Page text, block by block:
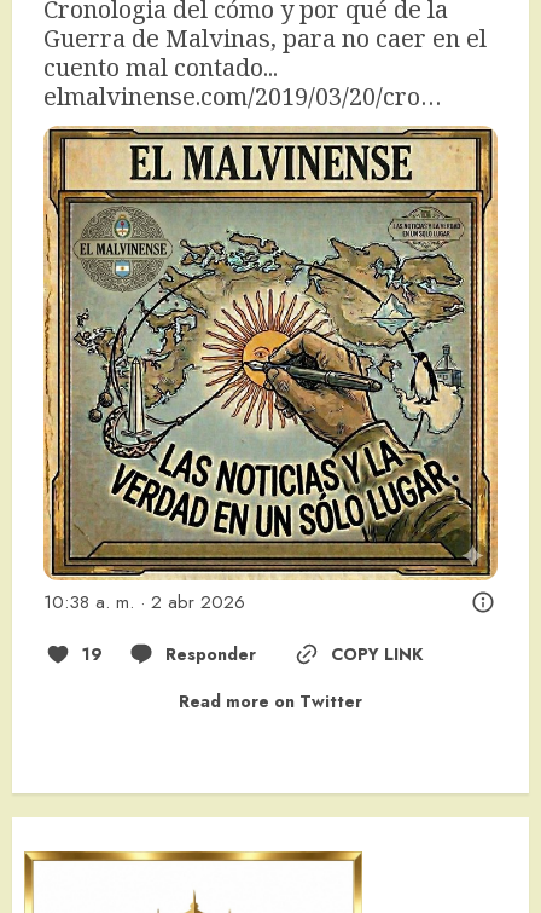
Cronologia del cómo y por qué de la
Guerra de Malvinas, para no caer en el
elmalvinense.com/2019/03/20/cro…
10:38 a. m. · 2 abr 2026
19 Responder
COPY LINK
Read more on Twitter